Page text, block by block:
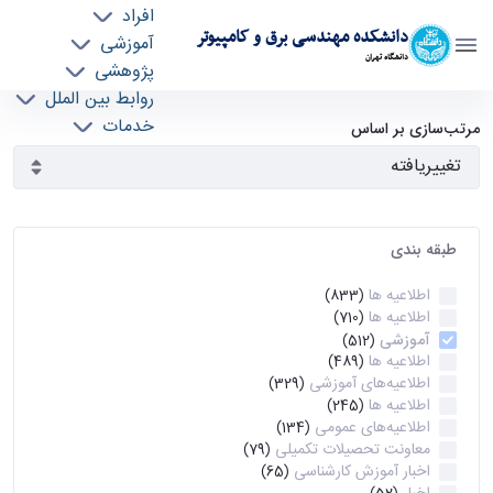
دانشکده مهندسی برق و کامپیوتر
دانشگاه تهران
افراد
آموزشی
پژوهشی
روابط بین الملل
خدمات
آرشیو اطلاعیه ها - ece- دانشکده مهندسی برق و
کامپیوتر
مرتب‌سازی بر اساس
طبقه بندی
اطلاعیه ها (833)
اطلاعیه ها (710)
آموزشی (512)
اطلاعیه ها (489)
اطلاعیه‌های‌ آموزشی (329)
اطلاعیه ها (245)
اطلاعیه‌های عمومی (134)
معاونت تحصیلات تکمیلی (79)
اخبار آموزش کارشناسی (65)